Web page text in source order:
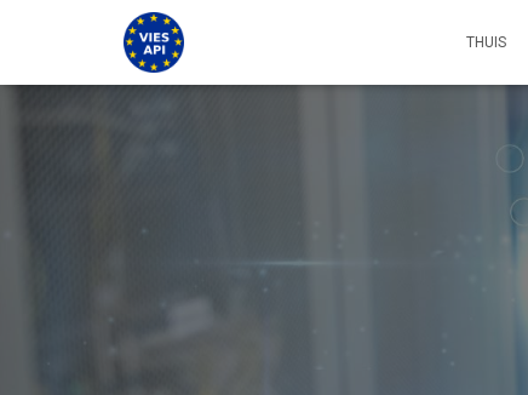
THUIS